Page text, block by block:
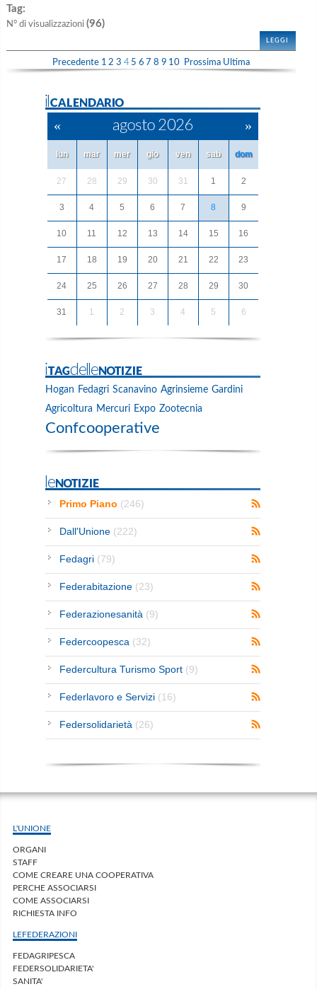
Tag:
N° di visualizzazioni (96)
LEGGI
Precedente 1 2 3 4 5 6 7 8 9 10 Prossima Ultima
ilCALENDARIO
« agosto 2026 »
lun mar mer gio ven sab dom
27 28 29 30 31 1 2
3 4 5 6 7 8 9
10 11 12 13 14 15 16
17 18 19 20 21 22 23
24 25 26 27 28 29 30
31 1 2 3 4 5 6
iTAGdelleNOTIZIE
Hogan Fedagri Scanavino Agrinsieme Gardini
Agricoltura Mercuri Expo Zootecnia
Confcooperative
leNOTIZIE
Primo Piano (246)
Dall'Unione (222)
Fedagri (79)
Federabitazione (23)
Federazionesanità (9)
Federcoopesca (32)
Federcultura Turismo Sport (9)
Federlavoro e Servizi (16)
Federsolidarietà (26)
L'UNIONE
ORGANI
STAFF
COME CREARE UNA COOPERATIVA
PERCHE ASSOCIARSI
COME ASSOCIARSI
RICHIESTA INFO
LEFEDERAZIONI
FEDAGRIPESCA
FEDERSOLIDARIETA'
SANITA'